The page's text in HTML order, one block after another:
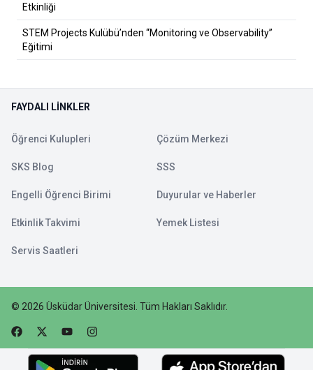
Etkinliği
STEM Projects Kulübü’nden “Monitoring ve Observability”
Eğitimi
FAYDALI LINKLER
Öğrenci Kulupleri Çözüm Merkezi
SKS Blog SSS
Engelli Öğrenci Birimi Duyurular ve Haberler
Etkinlik Takvimi Yemek Listesi
Servis Saatleri
© 2026 Üsküdar Üniversitesi. Tüm Hakları Saklıdır.